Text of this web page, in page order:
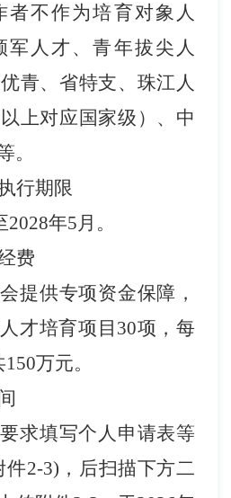
者不作为培育对象人
军人才、青年拔尖人
青、省特支、珠江人
上对应国家级）、中
。
行期限
2028年5月。
费
提供专项资金保障，
才培育项目 30项，每
150万元。
求填写个人申请表等
件2-3) ， 后扫描下方二